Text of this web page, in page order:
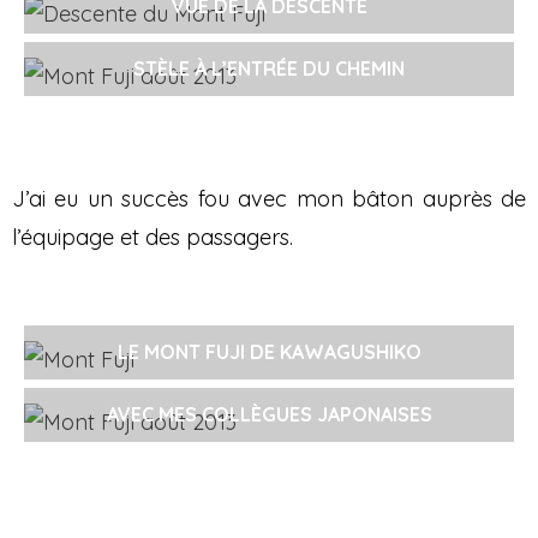
VUE DE LA DESCENTE
STÈLE À L’ENTRÉE DU CHEMIN
J’ai eu un succès fou avec mon bâton auprès de
l’équipage et des passagers.
LE MONT FUJI DE KAWAGUSHIKO
AVEC MES COLLÈGUES JAPONAISES